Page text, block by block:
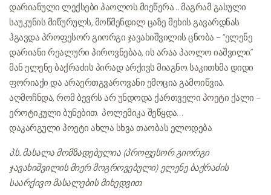
დარიანული ლექსები პაოლოს მიეწერა… მაგრამ გასული
საუკუნის მიწურულს, მოწმენდილ ცაზე მეხის გავარდნას
ჰგავდა პროფესორ გიორგი ჯავახიშვილის ცნობა – “ელენე
დარიანი რეალური პიროვნებაა, ის არაა პაოლო იაშვილი.”
მან ელენე ბაქრაძის პირად არქივს მიაგნო. საკითხმა დიდი
ფორიაქი და არაერთგვაროვანი ემოცია გამოიწვია.
აღმოჩნდა, რომ ბევრს არ უნდოდა ქართველი პოეტი ქალი –
ეროტიკული ბუნებით. პოლემიკა შეწყდა…
დაკარგული პოეტი ახლა სხვა თაობას ელოდება.
პ.ს. მასალა მომზადებულია (პროფესორ გიორგი
ჯავახიშვილის მიერ მოგროვებული) ელენე ბაქრაძის
საარქივო მასალების მიხედვით